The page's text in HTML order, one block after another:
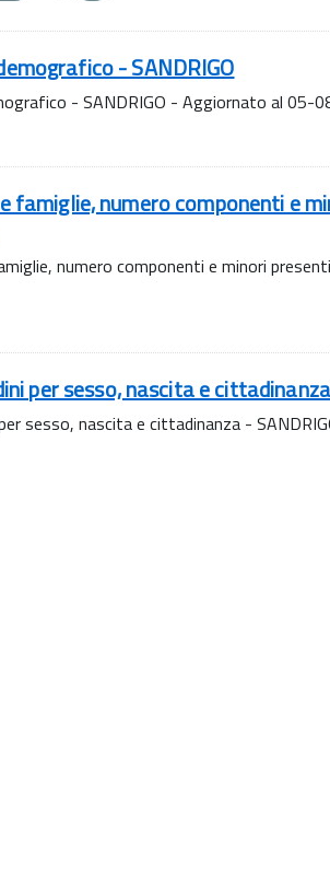
- SANDRIGO
- SANDRIGO - Aggiornato al 05-
famiglie, numero componenti e
numero componenti e minori
per sesso, nascita e
sesso, nascita e cittadinanza -